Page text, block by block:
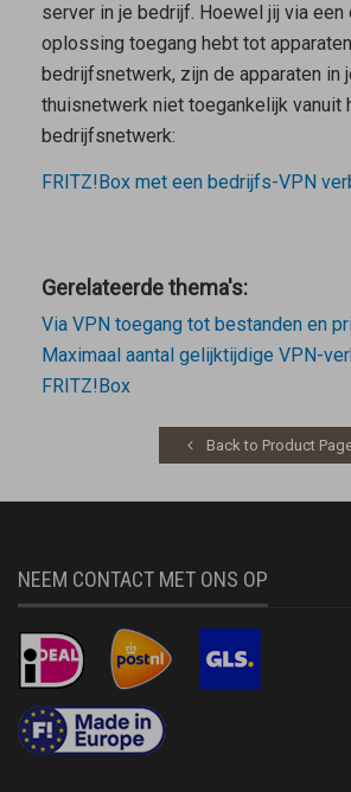
server in je bedrijf. Hoewel jij via een
oplossing toegang hebt tot
bedrijfsnetwerk, zijn de apparaten in
thuisnetwerk niet toegankelijk vanuit
bedrijfsnetwerk:
FRITZ!Box met een bedrijfs-VPN
Gerelateerde thema's:
Via VPN toegang tot bestanden en
Maximaal aantal gelijktijdige VPN-
FRITZ!Box
Back to Product
NEEM CONTACT MET ONS OP